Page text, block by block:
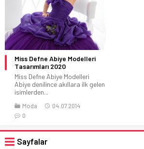
Miss Defne Abiye Modelleri
Tasarımları 2020
Miss Defne Abiye Modelleri
Abiye denilince akıllara ilk gelen
isimlerden...
Moda
04.07.2014
0
Sayfalar